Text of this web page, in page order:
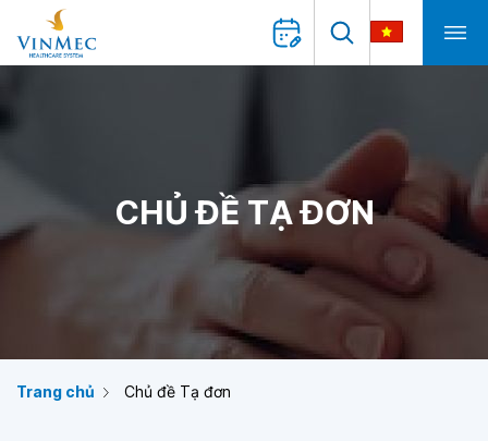
CHỦ ĐỀ TẠ ĐƠN
Trang chủ Chủ đề Tạ đơn